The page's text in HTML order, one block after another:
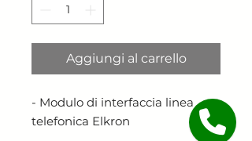
Aggiungi al carrello
- Modulo di interfaccia linea
telefonica Elkron